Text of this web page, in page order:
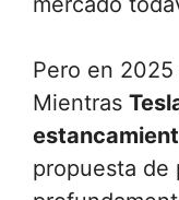
Pero en
Mientras
propuesta de